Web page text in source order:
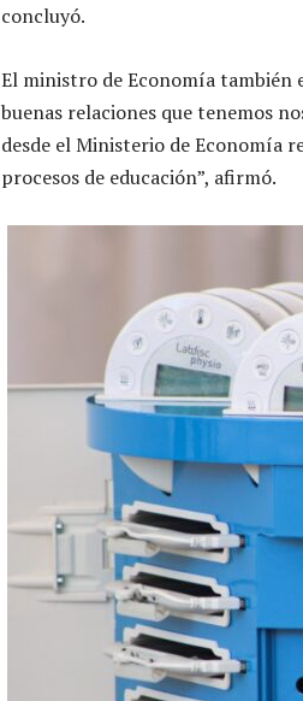
concluyó.
El ministro de Economía también
buenas relaciones que tenemos
desde el Ministerio de Economía
procesos de educación”, afirmó.